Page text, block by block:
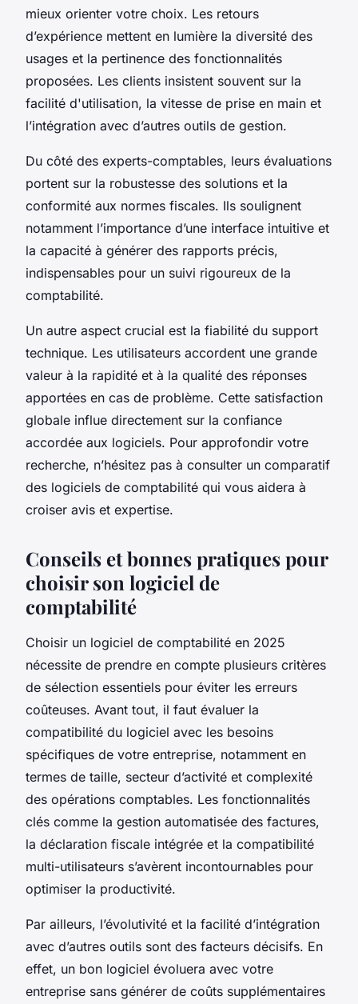
mieux orienter votre choix. Les retours
d’expérience mettent en lumière la diversité des
usages et la pertinence des fonctionnalités
proposées. Les clients insistent souvent sur la
facilité d'utilisation, la vitesse de prise en main et
l’intégration avec d’autres outils de gestion.
Du côté des experts-comptables, leurs évaluations
portent sur la robustesse des solutions et la
conformité aux normes fiscales. Ils soulignent
notamment l’importance d’une interface intuitive et
la capacité à générer des rapports précis,
indispensables pour un suivi rigoureux de la
comptabilité.
Un autre aspect crucial est la fiabilité du support
technique. Les utilisateurs accordent une grande
valeur à la rapidité et à la qualité des réponses
apportées en cas de problème. Cette satisfaction
globale influe directement sur la confiance
accordée aux logiciels. Pour approfondir votre
recherche, n’hésitez pas à consulter un comparatif
des logiciels de comptabilité qui vous aidera à
croiser avis et expertise.
Conseils et bonnes pratiques pour
choisir son logiciel de
comptabilité
Choisir un logiciel de comptabilité en 2025
nécessite de prendre en compte plusieurs critères
de sélection essentiels pour éviter les erreurs
coûteuses. Avant tout, il faut évaluer la
compatibilité du logiciel avec les besoins
spécifiques de votre entreprise, notamment en
termes de taille, secteur d’activité et complexité
des opérations comptables. Les fonctionnalités
clés comme la gestion automatisée des factures,
la déclaration fiscale intégrée et la compatibilité
multi-utilisateurs s’avèrent incontournables pour
optimiser la productivité.
Par ailleurs, l’évolutivité et la facilité d’intégration
avec d’autres outils sont des facteurs décisifs. En
effet, un bon logiciel évoluera avec votre
entreprise sans générer de coûts supplémentaires